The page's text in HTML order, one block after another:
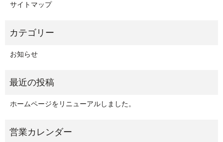
サイトマップ
お知らせ
ホームページをリニューアルしました。